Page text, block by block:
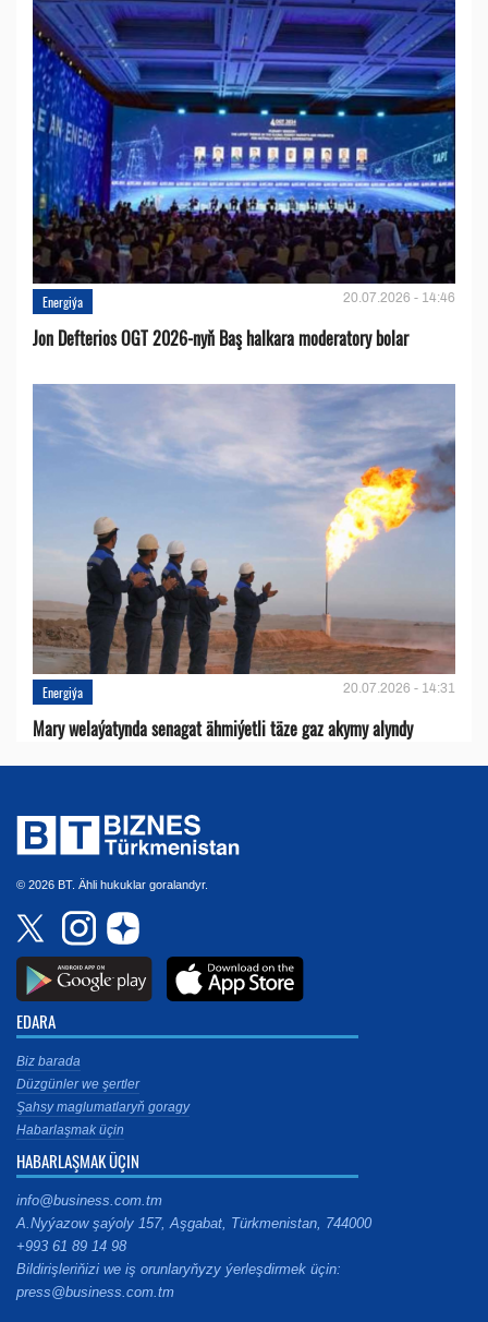
Energiýa 20.07.2026 - 14:46
Jon Defterios OGT 2026-nyň Baş halkara moderatory bolar
Energiýa 20.07.2026 - 14:31
Mary welaýatynda senagat ähmiýetli täze gaz akymy alyndy
© 2026 BT. Ähli hukuklar goralandyr.
EDARA
Biz barada
Düzgünler we şertler
Şahsy maglumatlaryň goragy
Habarlaşmak üçin
HABARLAŞMAK ÜÇIN
info@business.com.tm
A.Nyýazow şaýoly 157, Aşgabat, Türkmenistan, 744000
+993 61 89 14 98
Bildirişleriňizi we iş orunlaryňyzy ýerleşdirmek üçin:
press@business.com.tm